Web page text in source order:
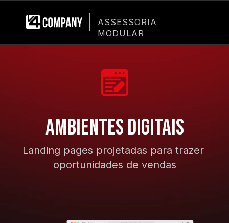
ASSESSORIA
MODULAR
AMBIENTES DIGITAIS
Landing pages projetadas para trazer
oportunidades de vendas